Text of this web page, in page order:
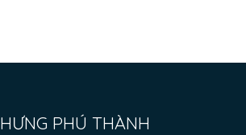
PHÚ THÀNH